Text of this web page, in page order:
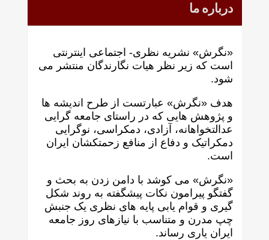
درباره ما
«نگرش» نشریه نظری- اجتماعی اینترنتی
است که زير نظر هيات نگارندگان منتشر می
شود.
هدف «نگرش» عبارتست از طرح انديشه ها
و پژوهش هايی که در راستای جامعه گرايی
عدالتخواهانه، آزادی، دمکراسی، نوگرايی
دمکراتيک و دفاع از منافع زحمتکشان ايران
است.
«نگرش» می کوشد با دامن زدن به بحث و
گفتگو پيرامون نکات پیشگفته به روند شکل
گيری و قوام يابی پايه های نظری يک جنبش
چپ مدرن و متناسب با نيازهای روز جامعه
ايران ياری رساند.